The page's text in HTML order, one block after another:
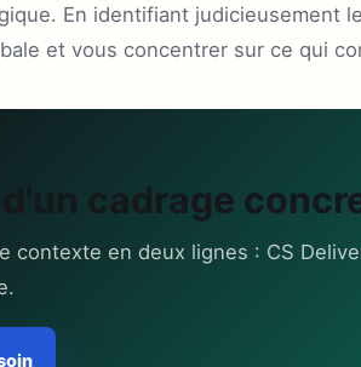
En identifiant judicieusement
et vous concentrer sur ce qui
d'un cadrage
contexte en deux lignes : CS